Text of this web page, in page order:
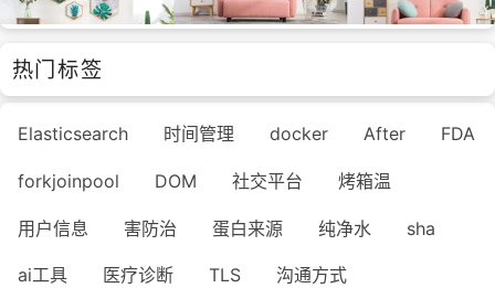
热门标签
Elasticsearch 时间管理 docker After FDA
forkjoinpool DOM 社交平台 烤箱温
用户信息 害防治 蛋白来源 纯净水 sha
ai工具 医疗诊断 TLS 沟通方式